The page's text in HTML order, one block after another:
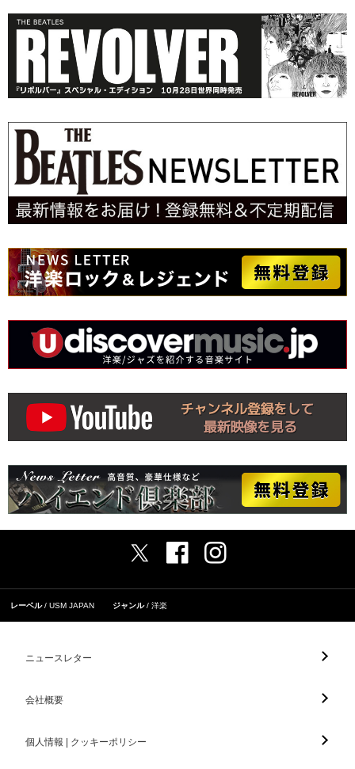
レーベル USM JAPAN ジャンル 洋楽
ニュースレター
会社概要
個人情報 | クッキーポリシー